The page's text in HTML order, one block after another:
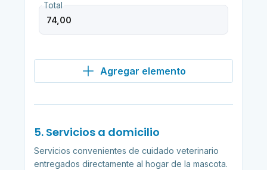
Total
Agregar elemento
5. Servicios a domicilio
Servicios convenientes de cuidado veterinario
entregados directamente al hogar de la mascota.